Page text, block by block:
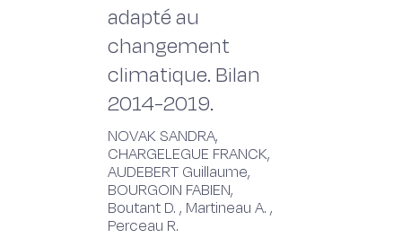
adapté au
changement
climatique. Bilan
2014-2019.
NOVAK SANDRA,
CHARGELEGUE FRANCK,
AUDEBERT Guillaume,
BOURGOIN FABIEN,
Boutant D. , Martineau A. ,
Perceau R.